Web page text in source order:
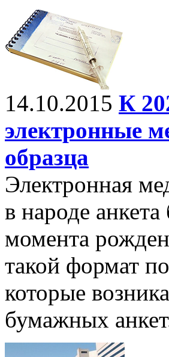
14.10.2015 К
электронные
образца
Электронная
в народе
момента
такой формат
которые
бумажных